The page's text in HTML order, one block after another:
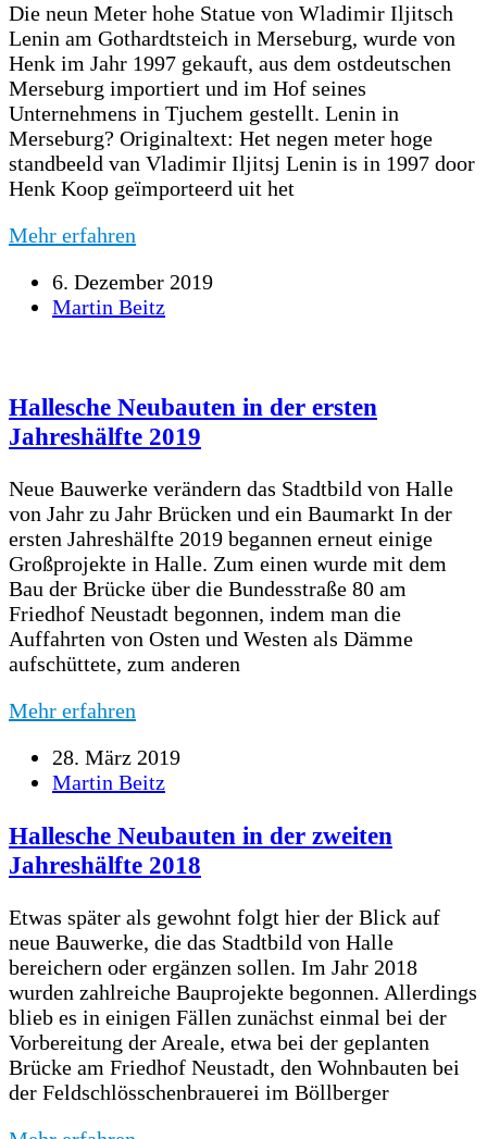
Die neun Meter hohe Statue von Wladimir Iljitsch
Lenin am Gothardtsteich in Merseburg, wurde von
Henk im Jahr 1997 gekauft, aus dem ostdeutschen
Merseburg importiert und im Hof seines
Unternehmens in Tjuchem gestellt. Lenin in
Merseburg? Originaltext: Het negen meter hoge
standbeeld van Vladimir Iljitsj Lenin is in 1997 door
Henk Koop geïmporteerd uit het
Mehr erfahren
6. Dezember 2019
Martin Beitz
Hallesche Neubauten in der ersten
Jahreshälfte 2019
Neue Bauwerke verändern das Stadtbild von Halle
von Jahr zu Jahr Brücken und ein Baumarkt In der
ersten Jahreshälfte 2019 begannen erneut einige
Großprojekte in Halle. Zum einen wurde mit dem
Bau der Brücke über die Bundesstraße 80 am
Friedhof Neustadt begonnen, indem man die
Auffahrten von Osten und Westen als Dämme
aufschüttete, zum anderen
Mehr erfahren
28. März 2019
Martin Beitz
Hallesche Neubauten in der zweiten
Jahreshälfte 2018
Etwas später als gewohnt folgt hier der Blick auf
neue Bauwerke, die das Stadtbild von Halle
bereichern oder ergänzen sollen. Im Jahr 2018
wurden zahlreiche Bauprojekte begonnen. Allerdings
blieb es in einigen Fällen zunächst einmal bei der
Vorbereitung der Areale, etwa bei der geplanten
Brücke am Friedhof Neustadt, den Wohnbauten bei
der Feldschlösschenbrauerei im Böllberger